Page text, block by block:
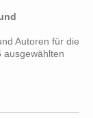
Autoren für die
ausgewählten